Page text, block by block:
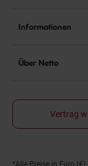
Informationen
Über Netto
Vertrag
*Alle Preise in Euro (€)